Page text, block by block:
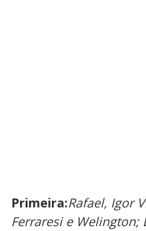
Primeira:Rafael, Igor
Ferraresi e Welington;